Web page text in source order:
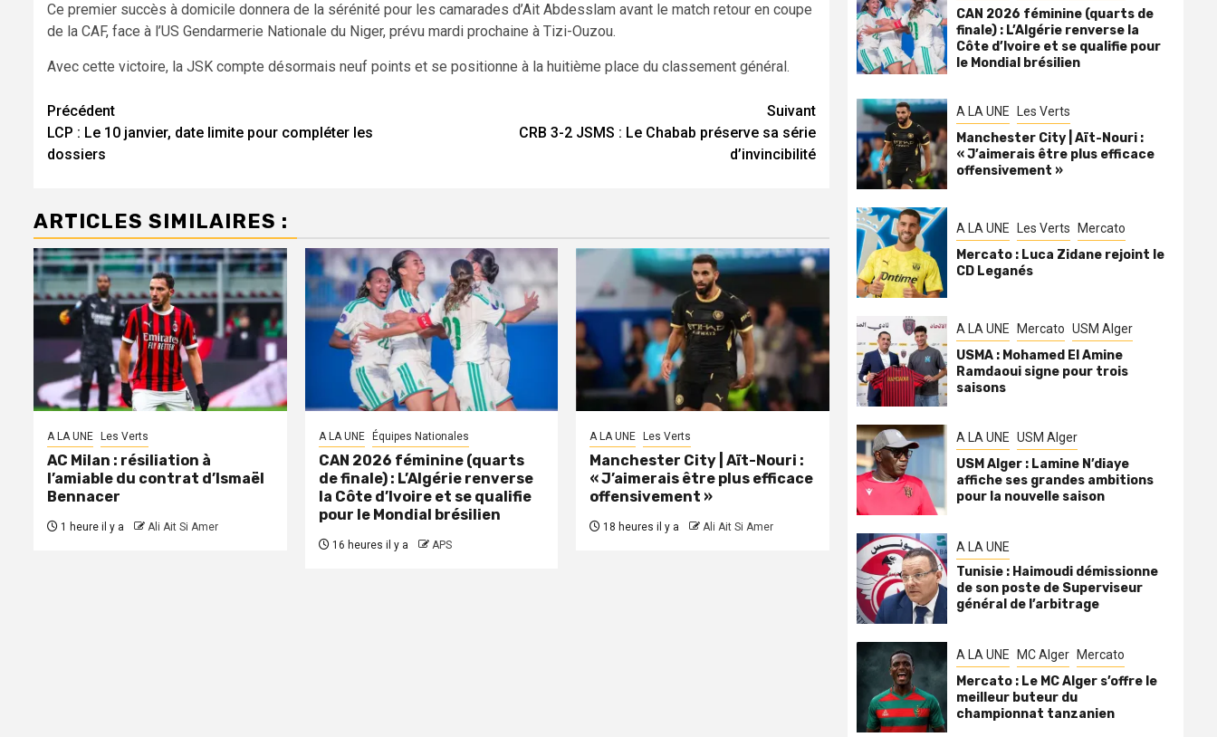
Ce premier succès à domicile donnera de la sérénité pour les camarades d’Ait Abdesslam avant le match retour en coupe
de la CAF, face à l’US Gendarmerie Nationale du Niger, prévu mardi prochaine à Tizi-Ouzou.
Avec cette victoire, la JSK compte désormais neuf points et se positionne à la huitième place du classement général.
Navigation
d’article
Précédent
LCP : Le 10 janvier, date limite pour compléter les
dossiers
Suivant
CRB 3-2 JSMS : Le Chabab préserve sa série
d’invincibilité
ARTICLES SIMILAIRES :
A LA UNE Les Verts
AC Milan : résiliation à
l’amiable du contrat d’Ismaël
Bennacer
1 heure il y a Ali Ait Si Amer
A LA UNE Équipes Nationales
CAN 2026 féminine (quarts
de finale) : L’Algérie renverse
la Côte d’Ivoire et se qualifie
pour le Mondial brésilien
16 heures il y a APS
A LA UNE Les Verts
Manchester City | Aït-Nouri :
« J’aimerais être plus efficace
offensivement »
18 heures il y a Ali Ait Si Amer
CAN 2026 féminine (quarts de
finale) : L’Algérie renverse la
Côte d’Ivoire et se qualifie pour
le Mondial brésilien
A LA UNE Les Verts
Manchester City | Aït-Nouri :
« J’aimerais être plus efficace
offensivement »
A LA UNE Les Verts Mercato
Mercato : Luca Zidane rejoint le
CD Leganés
A LA UNE Mercato USM Alger
USMA : Mohamed El Amine
Ramdaoui signe pour trois
saisons
A LA UNE USM Alger
USM Alger : Lamine N’diaye
affiche ses grandes ambitions
pour la nouvelle saison
A LA UNE
Tunisie : Haimoudi démissionne
de son poste de Superviseur
général de l’arbitrage
A LA UNE MC Alger Mercato
Mercato : Le MC Alger s’offre le
meilleur buteur du
championnat tanzanien